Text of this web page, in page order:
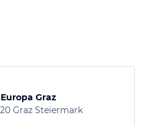
Graz
Graz Steiermark